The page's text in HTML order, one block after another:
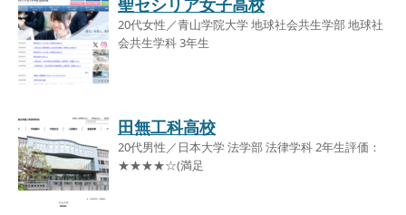
20代女性／青山学院大学 地球社会共生学部 地球社
会共生学科 3年生
田無工科高校
20代男性／日本大学 法学部 法律学科 2年生評価：
★★★★☆(満足